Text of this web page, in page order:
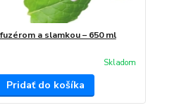
a slamkou – 650 ml
Skladom
Pridať do košíka